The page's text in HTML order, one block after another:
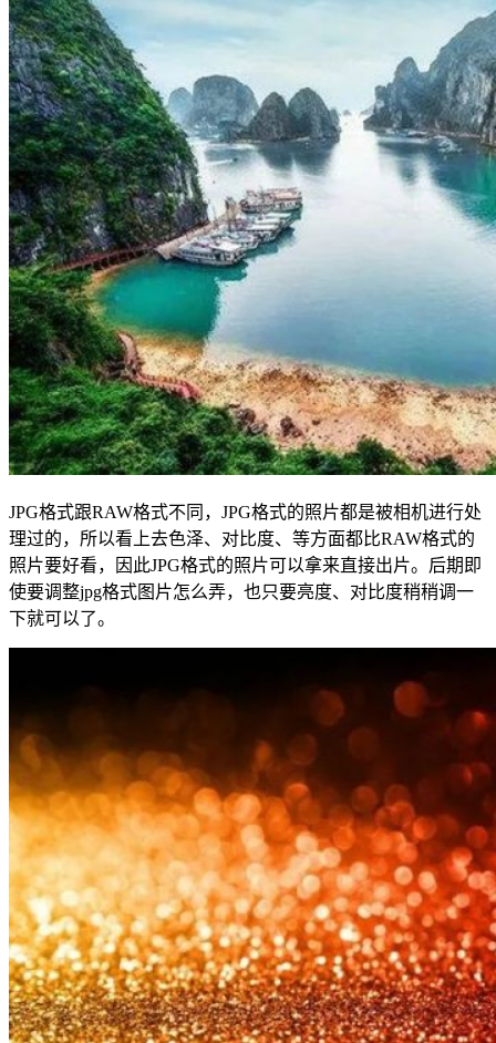
JPG格式跟RAW格式不同，JPG格式的照片都是被相机进行处
理过的，所以看上去色泽、对比度、等方面都比RAW格式的
照片要好看，因此JPG格式的照片可以拿来直接出片。后期即
使要调整jpg格式图片怎么弄，也只要亮度、对比度稍稍调一
下就可以了。